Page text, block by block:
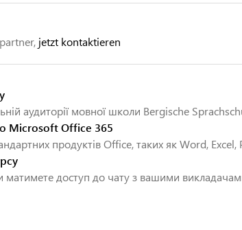
jetzt kontaktieren
аудиторії мовної школи Bergische
Microsoft Office 365
продуктів Office, таких як Word,
матимете доступ до чату з вашими